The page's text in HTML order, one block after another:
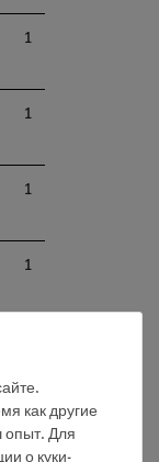
1
1
1
1
1
как другие
опыт. Для
о куки-